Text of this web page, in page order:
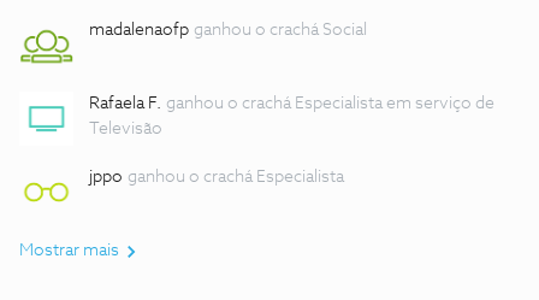
madalenaofp ganhou o crachá Social
Rafaela F. ganhou o crachá Especialista em serviço de
Televisão
jppo ganhou o crachá Especialista
Mostrar mais